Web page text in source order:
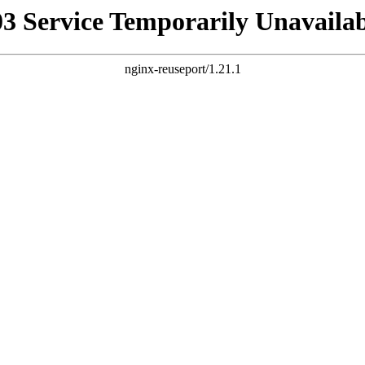
Service Temporarily
nginx-reuseport/1.21.1